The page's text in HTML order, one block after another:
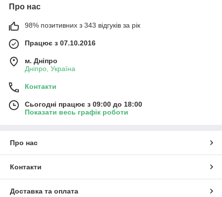
Про нас
98% позитивних з 343 відгуків за рік
Працює з 07.10.2016
м. Дніпро
Дніпро, Україна
Контакти
Сьогодні працює з 09:00 до 18:00
Показати весь графік роботи
Про нас
Контакти
Доставка та оплата